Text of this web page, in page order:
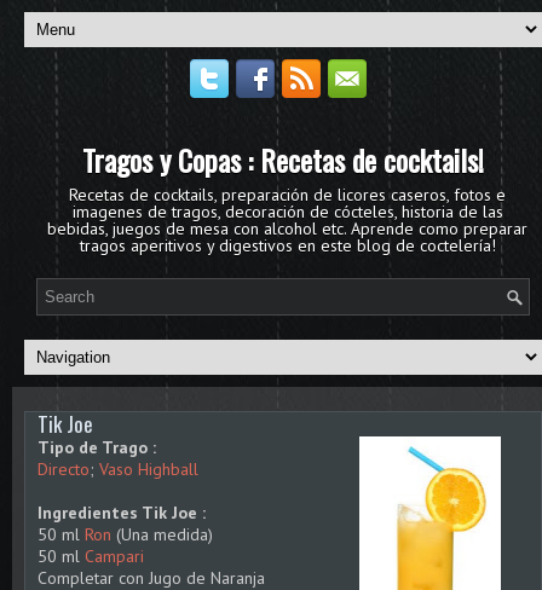
Tragos y Copas : Recetas de cocktails!
Recetas de cocktails, preparación de licores caseros, fotos e
imagenes de tragos, decoración de cócteles, historia de las
bebidas, juegos de mesa con alcohol etc. Aprende como preparar
tragos aperitivos y digestivos en este blog de coctelería!
Tik Joe
Tipo de Trago :
Directo; Vaso Highball
Ingredientes Tik Joe :
50 ml Ron (Una medida)
50 ml Campari
Completar con Jugo de Naranja